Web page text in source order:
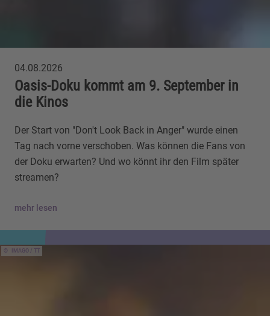
04.08.2026
Oasis-Doku kommt am 9. September in
die Kinos
Der Start von "Don't Look Back in Anger" wurde einen
Tag nach vorne verschoben. Was können die Fans von
der Doku erwarten? Und wo könnt ihr den Film später
streamen?
mehr lesen
IMAGO / TT